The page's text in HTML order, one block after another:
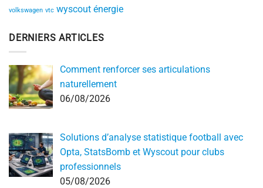
volkswagen vtc wyscout énergie
DERNIERS ARTICLES
Comment renforcer ses articulations
naturellement
06/08/2026
Solutions d’analyse statistique football avec
Opta, StatsBomb et Wyscout pour clubs
professionnels
05/08/2026